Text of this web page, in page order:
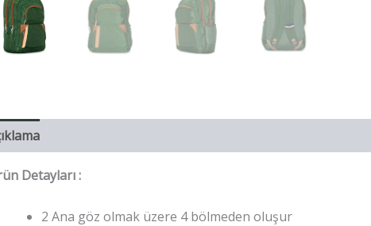
Detayları :
2 Ana göz olmak üzere 4 bölmeden oluşur